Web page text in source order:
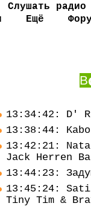
Слушать радио
Ещё
В
13:34:42: D'
13:38:44:
13:42:21:
Jack Herren
13:44:23:
13:45:24:
Tiny Tim &